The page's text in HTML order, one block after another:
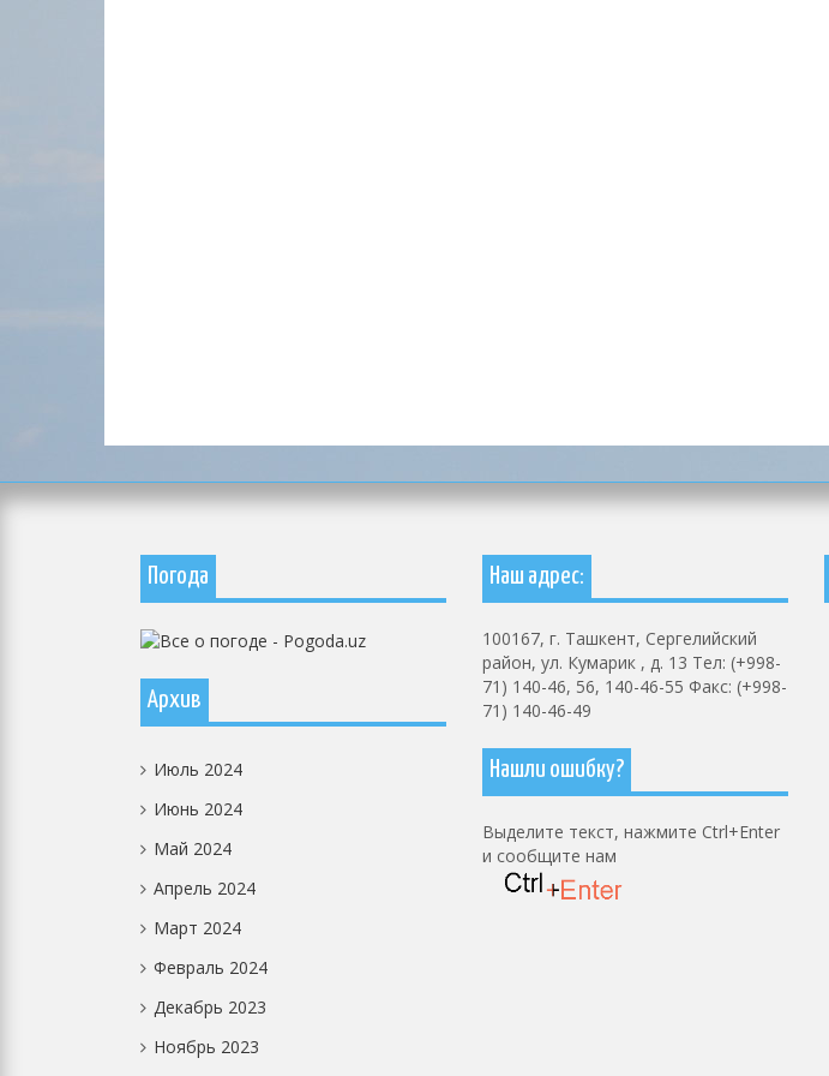
Погода
Архив
Июль 2024
Июнь 2024
Май 2024
Апрель 2024
Март 2024
Февраль 2024
Декабрь 2023
Ноябрь 2023
Наш адрес:
100167, г. Ташкент, Сергелийский
район, ул. Кумарик , д. 13 Тел: (+998-
71) 140-46, 56, 140-46-55 Факс: (+998-
71) 140-46-49
Нашли ошибку?
Выделите текст, нажмите Ctrl+Enter
и сообщите нам